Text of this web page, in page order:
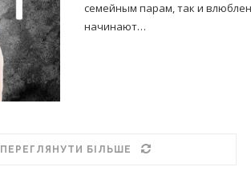
семейным парам, так и
начинают…
ПЕРЕГЛЯНУТИ БІЛЬШЕ